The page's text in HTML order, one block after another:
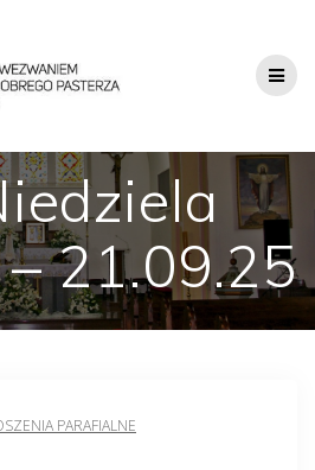
21.09.25
PARAFIALNE